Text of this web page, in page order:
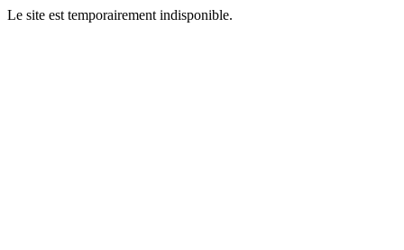
Le site est temporairement indisponible.